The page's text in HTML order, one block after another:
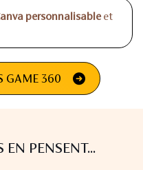
personnalisableet
GAME 360
EN PENSENT...